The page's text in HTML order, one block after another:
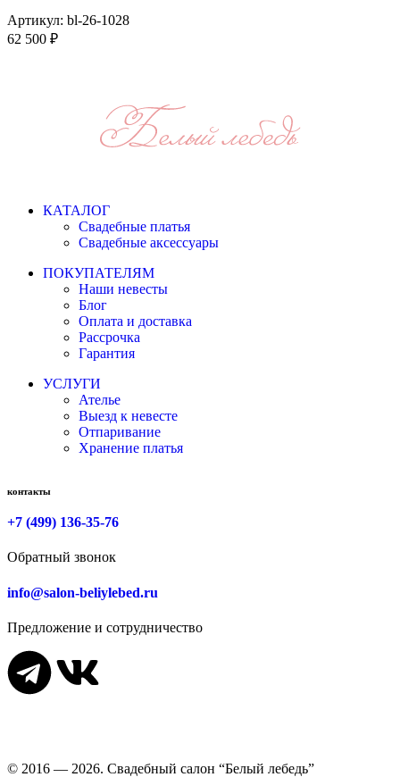
Артикул: bl-26-1028
62 500 ₽
КАТАЛОГ
Свадебные платья
Свадебные аксессуары
ПОКУПАТЕЛЯМ
Наши невесты
Блог
Оплата и доставка
Рассрочка
Гарантия
УСЛУГИ
Ателье
Выезд к невесте
Отпаривание
Хранение платья
контакты
+7 (499) 136-35-76
Обратный звонок
info@salon-beliylebed.ru
Предложение и сотрудничество
© 2016 — 2026. Свадебный салон “Белый лебедь”